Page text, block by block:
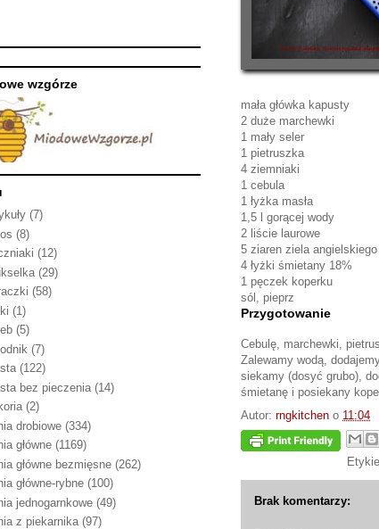
mała główka kapusty
2 duże marchewki
1 mały seler
1 pietruszka
4 ziemniaki
1 cebula
1 łyżka masła
1,5 l gorącej wody
2 liście laurowe
5 ziaren ziela angielskiego
4 łyżki śmietany 18%
1 pęczek koperku
sól, pieprz
Przygotowanie
Cebulę, marchewki,
Zalewamy wodą,
siekamy (dosyć grubo),
śmietanę i posiekany
Autor: rngkitchen o 11:04
Brak komentarzy:
wzgórze
(7)
(8)
(12)
(29)
(58)
(1)
(5)
(7)
(122)
bez pieczenia (14)
(2)
drobiowe (334)
główne (1169)
główne bezmięsne (262)
główne-rybne (100)
jednogarnkowe (49)
z piekarnika (97)